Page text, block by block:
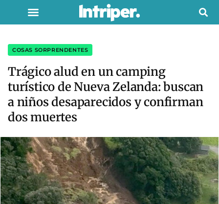
COSAS SORPRENDENTES
Trágico alud en un camping
turístico de Nueva Zelanda: buscan
a niños desaparecidos y confirman
dos muertes